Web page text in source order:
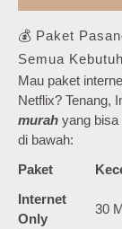
💰 Paket
Semua
Mau paket
Netflix? Tenang,
murah yang
di bawah:
Paket
Internet
Only
30